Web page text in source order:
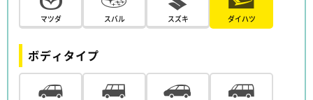
マツダ スバル スズキ ダイハツ
ボディタイプ